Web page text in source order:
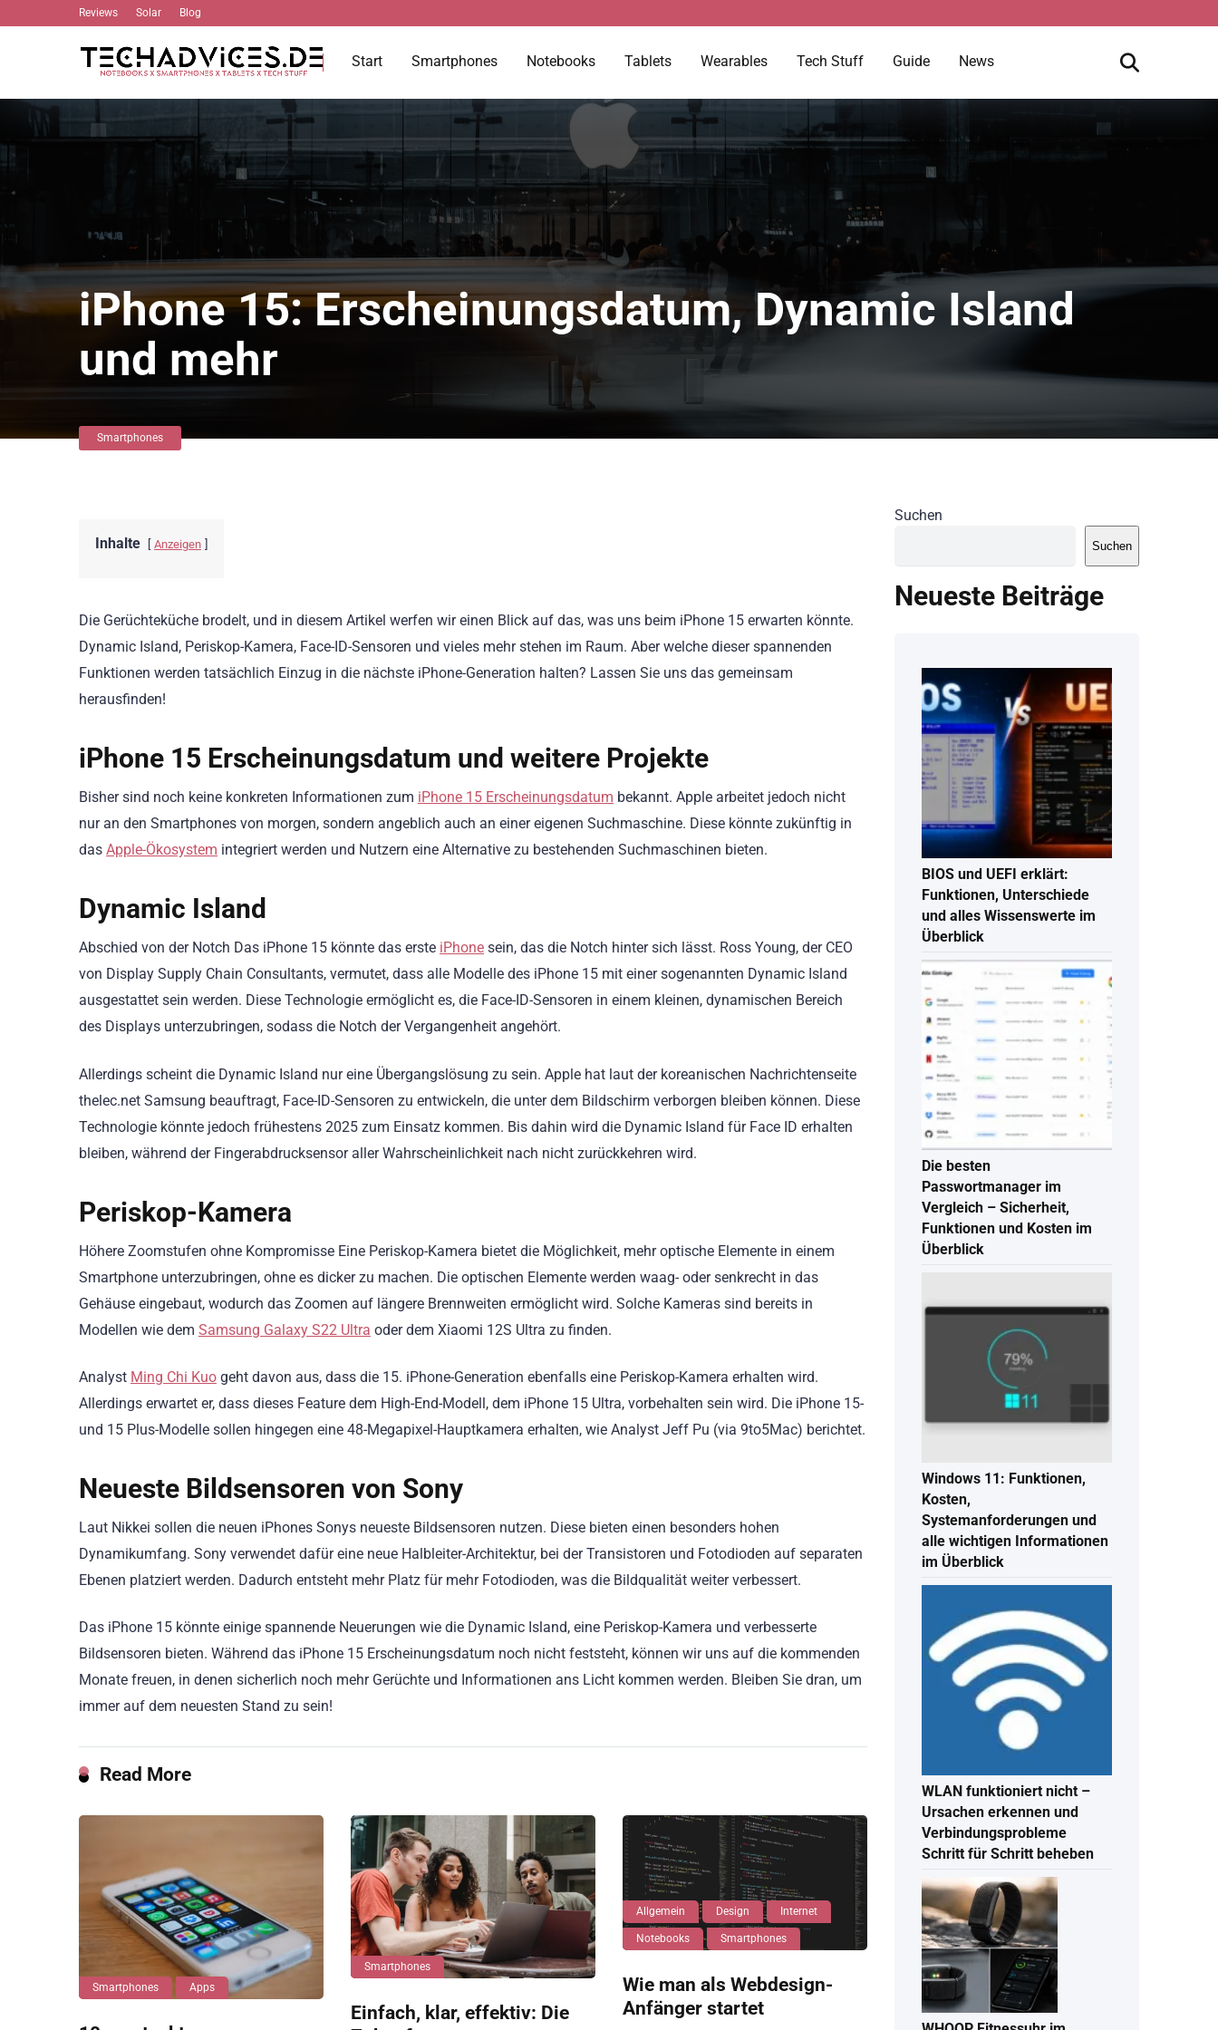
Reviews Solar Blog
Start Smartphones Notebooks Tablets Wearables Tech Stuff Guide News
iPhone 15: Erscheinungsdatum, Dynamic Island
und mehr
Smartphones
Inhalte Anzeigen
Die Gerüchteküche brodelt, und in diesem Artikel werfen wir einen Blick auf das, was uns beim iPhone 15 erwarten könnte.
Dynamic Island, Periskop-Kamera, Face-ID-Sensoren und vieles mehr stehen im Raum. Aber welche dieser spannenden
Funktionen werden tatsächlich Einzug in die nächste iPhone-Generation halten? Lassen Sie uns das gemeinsam
herausfinden!
iPhone 15 Erscheinungsdatum und weitere Projekte
Bisher sind noch keine konkreten Informationen zum iPhone 15 Erscheinungsdatum bekannt. Apple arbeitet jedoch nicht
nur an den Smartphones von morgen, sondern angeblich auch an einer eigenen Suchmaschine. Diese könnte zukünftig in
das Apple-Ökosystem integriert werden und Nutzern eine Alternative zu bestehenden Suchmaschinen bieten.
Dynamic Island
Abschied von der Notch Das iPhone 15 könnte das erste iPhone sein, das die Notch hinter sich lässt. Ross Young, der CEO
von Display Supply Chain Consultants, vermutet, dass alle Modelle des iPhone 15 mit einer sogenannten Dynamic Island
ausgestattet sein werden. Diese Technologie ermöglicht es, die Face-ID-Sensoren in einem kleinen, dynamischen Bereich
des Displays unterzubringen, sodass die Notch der Vergangenheit angehört.
Allerdings scheint die Dynamic Island nur eine Übergangslösung zu sein. Apple hat laut der koreanischen Nachrichtenseite
thelec.net Samsung beauftragt, Face-ID-Sensoren zu entwickeln, die unter dem Bildschirm verborgen bleiben können. Diese
Technologie könnte jedoch frühestens 2025 zum Einsatz kommen. Bis dahin wird die Dynamic Island für Face ID erhalten
bleiben, während der Fingerabdrucksensor aller Wahrscheinlichkeit nach nicht zurückkehren wird.
Periskop-Kamera
Höhere Zoomstufen ohne Kompromisse Eine Periskop-Kamera bietet die Möglichkeit, mehr optische Elemente in einem
Smartphone unterzubringen, ohne es dicker zu machen. Die optischen Elemente werden waag- oder senkrecht in das
Gehäuse eingebaut, wodurch das Zoomen auf längere Brennweiten ermöglicht wird. Solche Kameras sind bereits in
Modellen wie dem Samsung Galaxy S22 Ultra oder dem Xiaomi 12S Ultra zu finden.
Analyst Ming Chi Kuo geht davon aus, dass die 15. iPhone-Generation ebenfalls eine Periskop-Kamera erhalten wird.
Allerdings erwartet er, dass dieses Feature dem High-End-Modell, dem iPhone 15 Ultra, vorbehalten sein wird. Die iPhone 15-
und 15 Plus-Modelle sollen hingegen eine 48-Megapixel-Hauptkamera erhalten, wie Analyst Jeff Pu (via 9to5Mac) berichtet.
Neueste Bildsensoren von Sony
Laut Nikkei sollen die neuen iPhones Sonys neueste Bildsensoren nutzen. Diese bieten einen besonders hohen
Dynamikumfang. Sony verwendet dafür eine neue Halbleiter-Architektur, bei der Transistoren und Fotodioden auf separaten
Ebenen platziert werden. Dadurch entsteht mehr Platz für mehr Fotodioden, was die Bildqualität weiter verbessert.
Das iPhone 15 könnte einige spannende Neuerungen wie die Dynamic Island, eine Periskop-Kamera und verbesserte
Bildsensoren bieten. Während das iPhone 15 Erscheinungsdatum noch nicht feststeht, können wir uns auf die kommenden
Monate freuen, in denen sicherlich noch mehr Gerüchte und Informationen ans Licht kommen werden. Bleiben Sie dran, um
immer auf dem neuesten Stand zu sein!
Read More
Smartphones Apps
Smartphones
Einfach, klar, effektiv: Die
Allgemein Design Internet
Notebooks Smartphones
Wie man als Webdesign-
Anfänger startet
Suchen
Suchen
Neueste Beiträge
BIOS und UEFI erklärt:
Funktionen, Unterschiede
und alles Wissenswerte im
Überblick
Die besten
Passwortmanager im
Vergleich – Sicherheit,
Funktionen und Kosten im
Überblick
Windows 11: Funktionen,
Kosten,
Systemanforderungen und
alle wichtigen Informationen
im Überblick
WLAN funktioniert nicht –
Ursachen erkennen und
Verbindungsprobleme
Schritt für Schritt beheben